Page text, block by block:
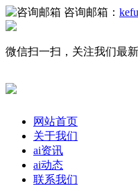
咨询邮箱：
微信扫一扫，关注我们最
网站首页
关于我们
ai资讯
ai动态
联系我们